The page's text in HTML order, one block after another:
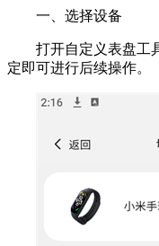
一、选择设备
打开自定义表盘工具
定即可进行后续操作。